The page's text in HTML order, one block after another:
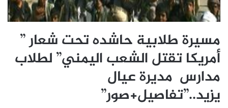
مسيرة طلابية حاشده تحت شعار ”
أمريكا تقتل الشعب اليمني” لطلاب
مدارس مديرة عيال
يزيد..”تفاصيل+صور”